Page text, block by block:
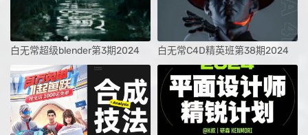
白无常超级blender第3期2024 白无常C4D精英班第38期2024